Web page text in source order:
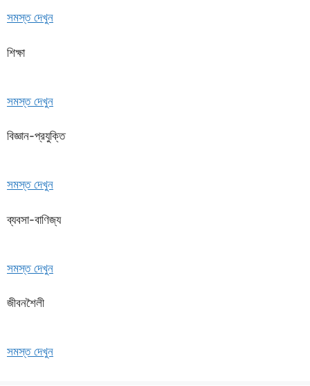
সমস্ত দেখুন
শিক্ষা
সমস্ত দেখুন
বিজ্ঞান-প্রযুক্তি
সমস্ত দেখুন
ব্যবসা-বাণিজ্য
সমস্ত দেখুন
জীবনশৈলী
সমস্ত দেখুন